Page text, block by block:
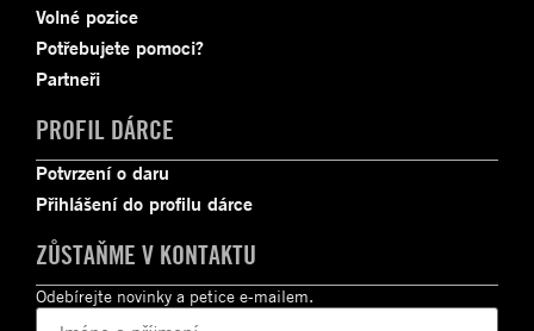
Volné pozice
Potřebujete pomoci?
Partneři
PROFIL DÁRCE
Potvrzení o daru
Přihlášení do profilu dárce
ZŮSTAŇME V KONTAKTU
Odebírejte novinky a petice e-mailem.